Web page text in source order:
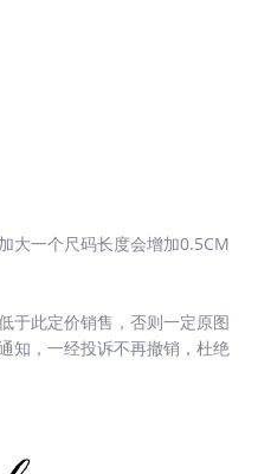
大一个尺码长度会增加0.5CM
于此定价销售，否则一定原图
知，一经投诉不再撤销，杜绝